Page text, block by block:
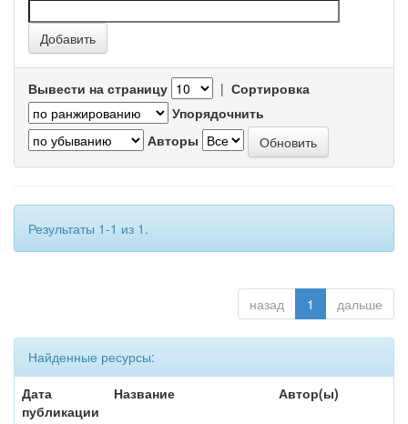
Вывести на страницу | Сортировка
Упорядочнить
Авторы
Результаты 1-1 из 1.
назад 1 дальше
Найденные ресурсы:
Дата
публикации
Название Автор(ы)